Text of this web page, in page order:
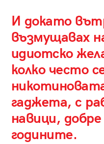
И докато
възмущавах
идиотско
колко често
гаджета, с
навици,
годините.